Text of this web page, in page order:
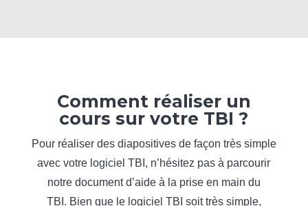
Comment réaliser un
cours sur votre TBI ?
Pour réaliser des diapositives de façon très simple
avec votre logiciel TBI, n’hésitez pas à parcourir
notre document d’aide à la prise en main du
TBI. Bien que le logiciel TBI soit très simple,